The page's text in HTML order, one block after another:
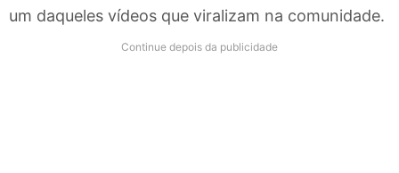
um daqueles vídeos que viralizam na comunidade.
Continue depois da publicidade